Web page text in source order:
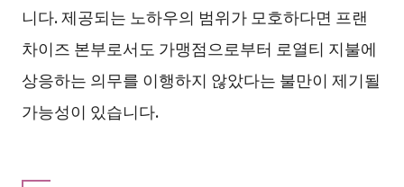
니다. 제공되는 노하우의 범위가 모호하다면 프랜
차이즈 본부로서도 가맹점으로부터 로열티 지불에
상응하는 의무를 이행하지 않았다는 불만이 제기될
가능성이 있습니다.